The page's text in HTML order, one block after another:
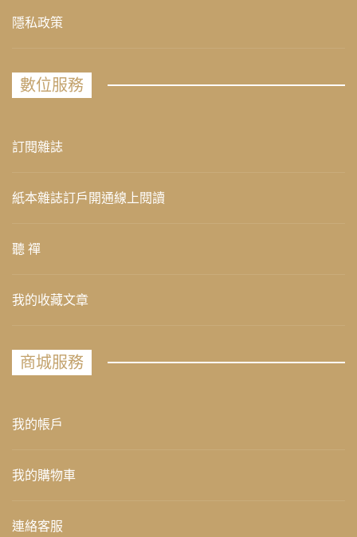
隱私政策
數位服務
訂閱雜誌
紙本雜誌訂戶開通線上閱讀
聽 禪
我的收藏文章
商城服務
我的帳戶
我的購物車
連絡客服